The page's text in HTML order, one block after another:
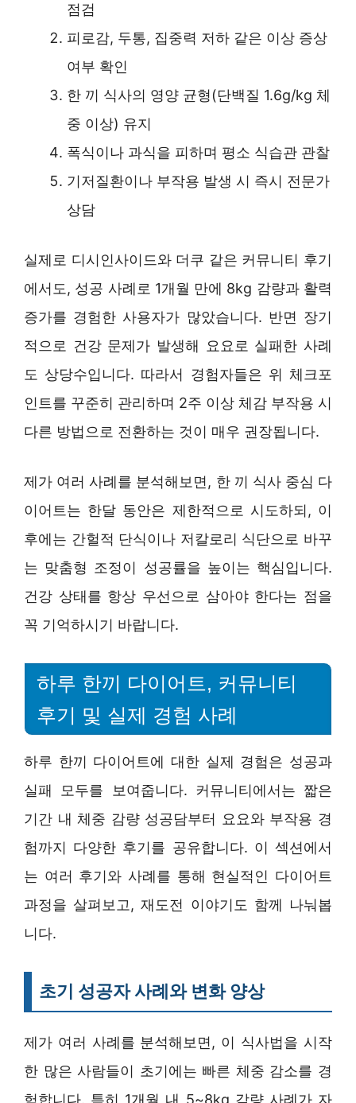
점검
피로감, 두통, 집중력 저하 같은 이상 증상
여부 확인
한 끼 식사의 영양 균형(단백질 1.6g/kg 체
중 이상) 유지
폭식이나 과식을 피하며 평소 식습관 관찰
기저질환이나 부작용 발생 시 즉시 전문가
상담
실제로 디시인사이드와 더쿠 같은 커뮤니티 후기
에서도, 성공 사례로 1개월 만에 8kg 감량과 활력
증가를 경험한 사용자가 많았습니다. 반면 장기
적으로 건강 문제가 발생해 요요로 실패한 사례
도 상당수입니다. 따라서 경험자들은 위 체크포
인트를 꾸준히 관리하며 2주 이상 체감 부작용 시
다른 방법으로 전환하는 것이 매우 권장됩니다.
제가 여러 사례를 분석해보면, 한 끼 식사 중심 다
이어트는 한달 동안은 제한적으로 시도하되, 이
후에는 간헐적 단식이나 저칼로리 식단으로 바꾸
는 맞춤형 조정이 성공률을 높이는 핵심입니다.
건강 상태를 항상 우선으로 삼아야 한다는 점을
꼭 기억하시기 바랍니다.
하루 한끼 다이어트, 커뮤니티
후기 및 실제 경험 사례
하루 한끼 다이어트에 대한 실제 경험은 성공과
실패 모두를 보여줍니다. 커뮤니티에서는 짧은
기간 내 체중 감량 성공담부터 요요와 부작용 경
험까지 다양한 후기를 공유합니다. 이 섹션에서
는 여러 후기와 사례를 통해 현실적인 다이어트
과정을 살펴보고, 재도전 이야기도 함께 나눠봅
니다.
초기 성공자 사례와 변화 양상
제가 여러 사례를 분석해보면, 이 식사법을 시작
한 많은 사람들이 초기에는 빠른 체중 감소를 경
험합니다. 특히 1개월 내 5~8kg 감량 사례가 자